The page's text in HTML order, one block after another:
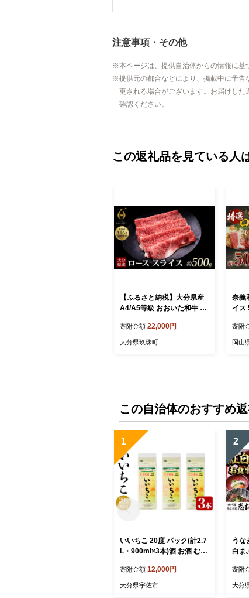
注意事項・その他
本ページは、提供自治体からの情報に基
提供元の都合などにより、掲載中に予
更される場合がございます。お届けし
確認ください。
この返礼品を見ている人
【ふるさと納税】大分県産
A4/A5等級 おおいた和牛 ロ
き しゃぶしゃぶ 冷凍 和牛
牛肉 肉 お肉 国産 焼肉 大分
寄附金額 22,000円
大分県玖珠町
奈義
イス
すき
寄附
岡山
この自治体のおすすめ
1
いいちこ 20度 パック(計2.7
L・900ml×3本)酒 お酒 むぎ
コール 飲料 常温 紙パック
【106101500】【酒のひろ
寄附金額 12,000円
大分県宇佐市
2
うな
白ま
蒲焼
まぶ
寄附
大分